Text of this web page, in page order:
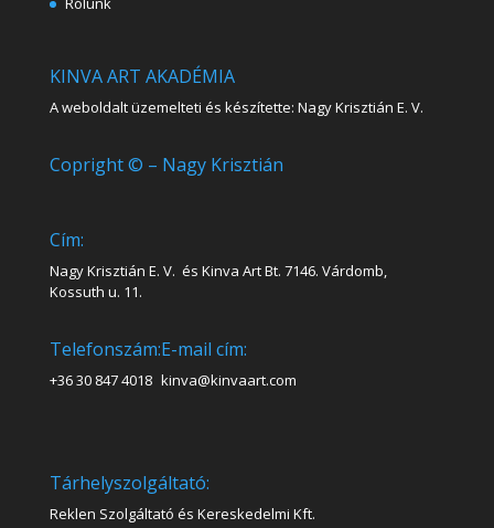
KINVA ART AKADÉMIA
A weboldalt üzemelteti és készítette: Nagy Krisztián E. V.
Copright © – Nagy Krisztián
Cím:
Nagy Krisztián E. V. és Kinva Art Bt. 7146. Várdomb,
Kossuth u. 11.
Telefonszám:
+36 30 847 4018
E-mail cím:
kinva@kinvaart.com
Tárhelyszolgáltató:
Reklen Szolgáltató és Kereskedelmi Kft.